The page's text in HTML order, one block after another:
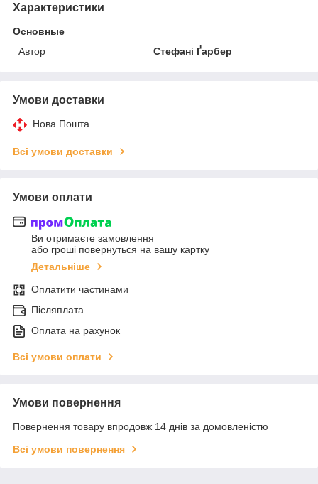
Характеристики
Основные
Автор
Стефані Ґарбер
Умови доставки
Нова Пошта
Всі умови доставки
Умови оплати
Ви отримаєте замовлення
або гроші повернуться на вашу картку
Детальніше
Оплатити частинами
Післяплата
Оплата на рахунок
Всі умови оплати
Умови повернення
Повернення товару впродовж 14 днів за домовленістю
Всі умови повернення